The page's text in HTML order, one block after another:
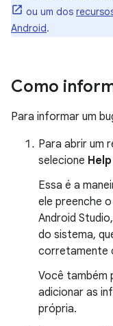
ou um dos
Android.
Como
Para informar um
Para abrir um
selecione
Essa é a
ele preenche
Android
do sistema,
corretamente
Você também
adicionar as
própria.